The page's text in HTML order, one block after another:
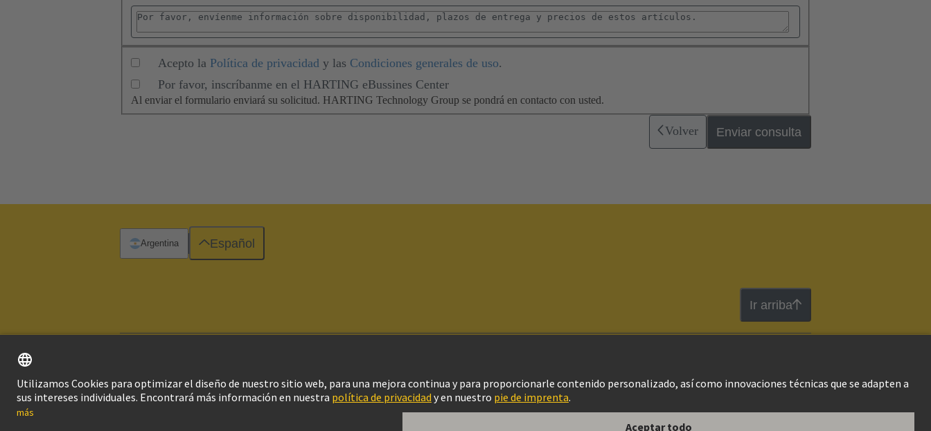
Acepto la Política de privacidad y las Condiciones generales de uso.
Por favor, inscríbanme en el HARTING eBussines Center
Al enviar el formulario enviará su solicitud. HARTING Technology Group se pondrá en contacto con usted.
Volver Enviar consulta
Ir arriba
Argentina Español
Aviso Legal WebInformación al cliente